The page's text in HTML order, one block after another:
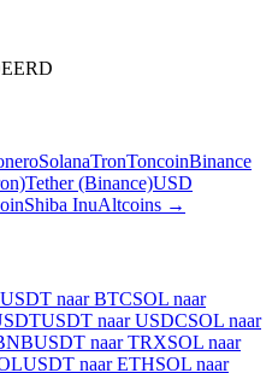
SolanaTronToncoinBinance
Tether (Binance)USD
Shiba InuAltcoins →
USDT naar BTCSOL naar
USDT naar USDCSOL naar
USDT naar TRXSOL naar
USDT naar ETHSOL naar